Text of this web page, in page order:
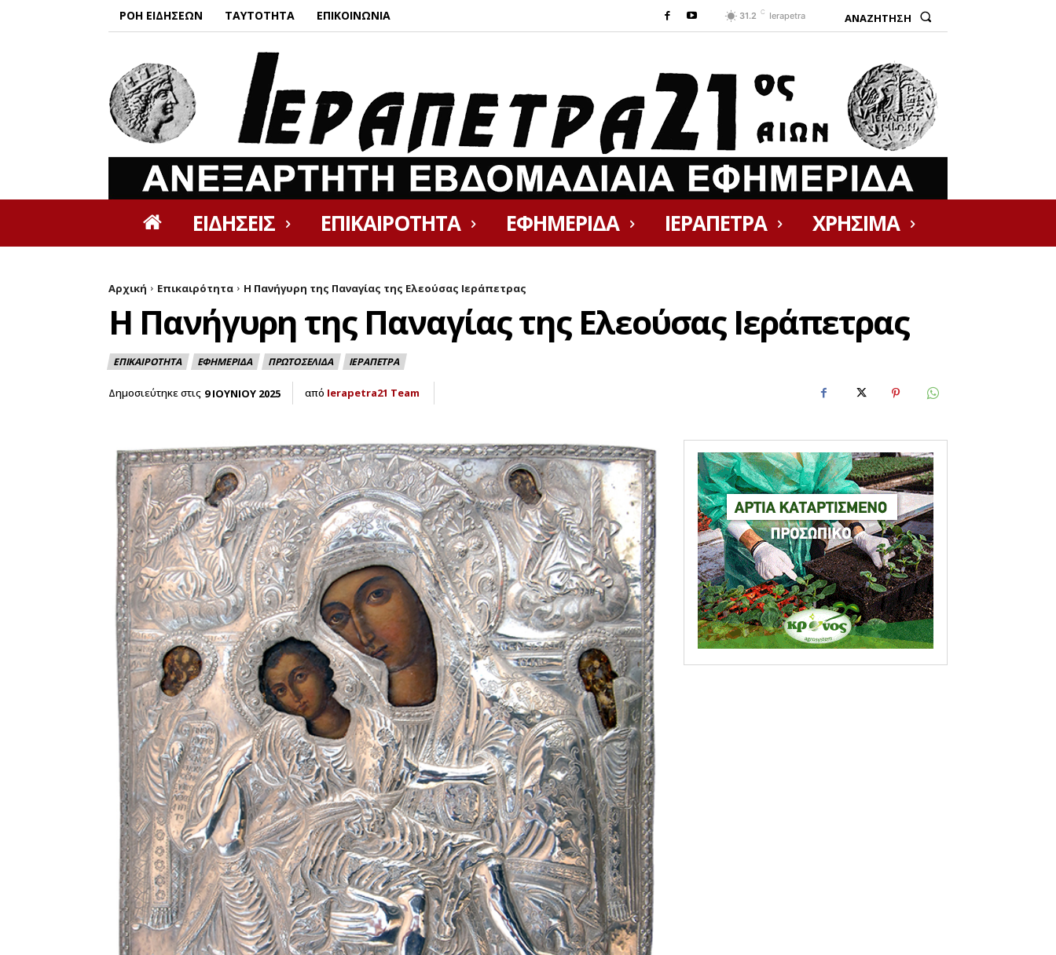
ΡΟΗ ΕΙΔΗΣΕΩΝ ΤΑΥΤΟΤΗΤΑ ΕΠΙΚΟΙΝΩΝΙΑ 31.2 C Ierapetra ΑΝΑΖΗΤΗΣΗ
ΕΙΔΗΣΕΙΣ ΕΠΙΚΑΙΡΟΤΗΤΑ ΕΦΗΜΕΡΙΔΑ ΙΕΡΑΠΕΤΡΑ ΧΡΗΣΙΜΑ
Αρχική Επικαιρότητα Η Πανήγυρη της Παναγίας της Ελεούσας Ιεράπετρας
Η Πανήγυρη της Παναγίας της Ελεούσας Ιεράπετρας
ΕΠΙΚΑΙΡΟΤΗΤΑ ΕΦΗΜΕΡΙΔΑ ΠΡΩΤΟΣΕΛΙΔΑ ΙΕΡΑΠΕΤΡΑ
Δημοσιεύτηκε στις 9 ΙΟΥΝΙΟΥ 2025 από Ierapetra21 Team